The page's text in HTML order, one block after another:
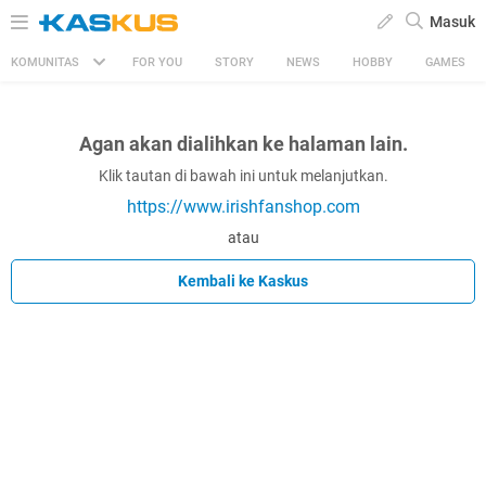
Masuk
KOMUNITAS FOR YOU STORY NEWS HOBBY GAMES
Agan akan dialihkan ke halaman lain.
Klik tautan di bawah ini untuk melanjutkan.
https://www.irishfanshop.com
atau
Kembali ke Kaskus